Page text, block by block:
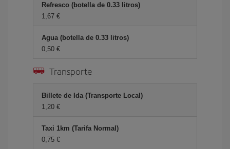
Refresco (botella de 0.33 litros)
1,67 €
Agua (botella de 0.33 litros)
0,50 €
Transporte
Billete de Ida (Transporte Local)
1,20 €
Taxi 1km (Tarifa Normal)
0,75 €